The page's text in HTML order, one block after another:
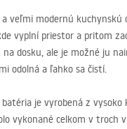
veľmi modernú kuchynskú
vyplní priestor a pritom
dosku, ale je možné ju
odolná a ľahko sa čistí.
je vyrobená z vysoko
vykonané celkom v troch